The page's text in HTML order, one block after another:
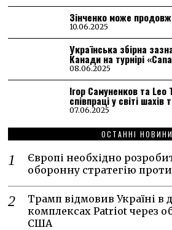
Зінченко може
10.06.2025
Українська збірна
Канади на турнірі
08.06.2025
Ігор Самуненков та
співпраці у світі шахів
07.06.2025
ОСТАННІ НОВИНИ
Європі необхідно
оборонну стратегію проти
Трамп відмовив Україні в
комплексах Patriot через
США